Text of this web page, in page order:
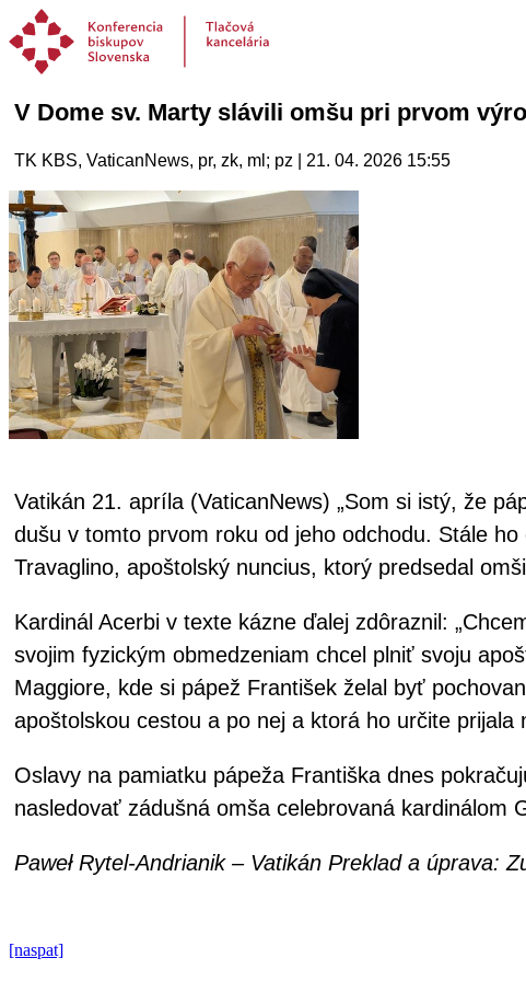
V Dome sv. Marty slávili omšu pri prvom
TK KBS, VaticanNews, pr, zk, ml; pz | 21. 04. 2026 15:55
Vatikán 21. apríla (VaticanNews) „Som si istý, že
dušu v tomto prvom roku od jeho odchodu. Stále
Travaglino, apoštolský nuncius, ktorý predsedal
Kardinál Acerbi v texte kázne ďalej zdôraznil:
svojim fyzickým obmedzeniam chcel plniť svoju
Maggiore, kde si pápež František želal byť
apoštolskou cestou a po nej a ktorá ho určite prijala
Oslavy na pamiatku pápeža Františka dnes
nasledovať zádušná omša celebrovaná kardinálom
Paweł Rytel-Andrianik – Vatikán Preklad a úprava:
[naspat]